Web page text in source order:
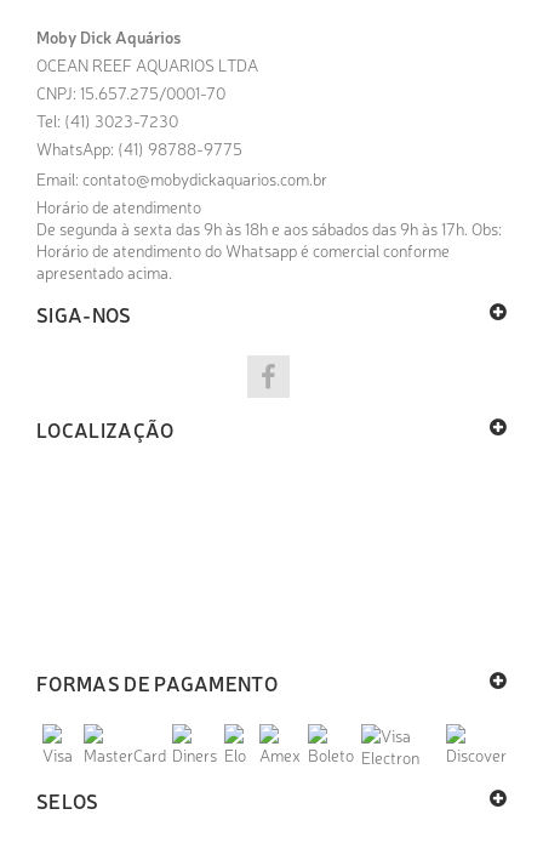
Moby Dick Aquários
OCEAN REEF AQUARIOS LTDA
CNPJ: 15.657.275/0001-70
Tel: (41) 3023-7230
WhatsApp: (41) 98788-9775
Email: contato@mobydickaquarios.com.br
Horário de atendimento
De segunda à sexta das 9h às 18h e aos sábados das 9h às 17h. Obs:
Horário de atendimento do Whatsapp é comercial conforme
apresentado acima.
SIGA-NOS
LOCALIZAÇÃO
FORMAS DE PAGAMENTO
SELOS